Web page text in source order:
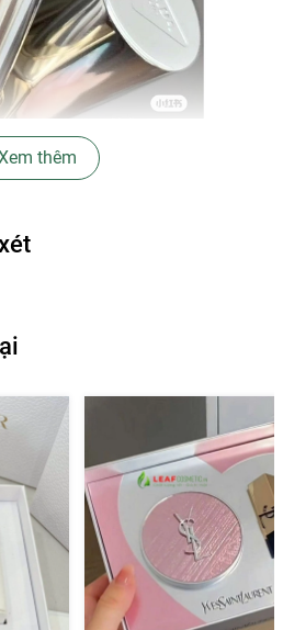
màu P58 Tamaris?
mịn mượt
sang trọng, biểu tượng đẳng cấp
– Tôn vinh nét đẹp tinh tế,
thêm